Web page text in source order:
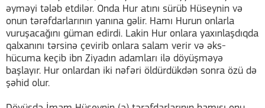
əyməyi tələb etdilər. Onda Hur atını sürüb Hüseynin və
onun tərəfdarlarının yanına gəlir. Hamı Hurun onlarla
vuruşacağını güman edirdi. Lakin Hur onlara yaxınlaşdıqda
qalxanını tərsinə çevirib onlara salam verir və əks-
hücuma keçib ibn Ziyadın adamları ilə döyüşməyə
başlayır. Hur onlardan iki nəfəri öldürdükdən sonra özü də
şəhid olur.